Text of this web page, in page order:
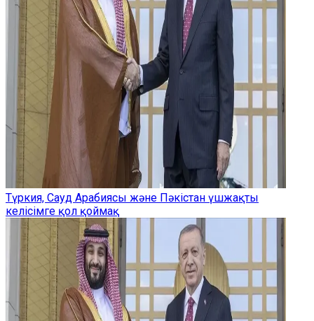
Түркия, Сауд Арабиясы және Пәкістан үшжақты
келісімге қол қоймақ